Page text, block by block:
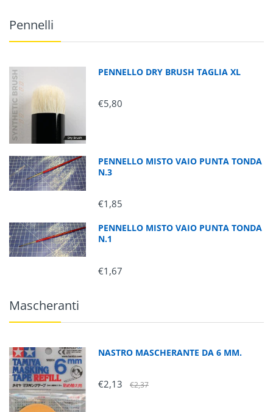
Pennelli
PENNELLO DRY BRUSH TAGLIA XL
€5,80
PENNELLO MISTO VAIO PUNTA TONDA
N.3
€1,85
PENNELLO MISTO VAIO PUNTA TONDA
N.1
€1,67
Mascheranti
NASTRO MASCHERANTE DA 6 MM.
€2,13 €2,37